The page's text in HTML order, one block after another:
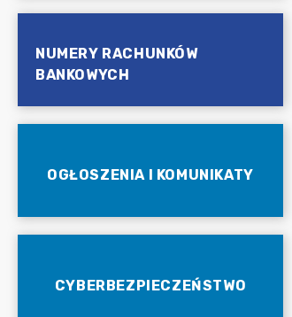
NUMERY RACHUNKÓW
BANKOWYCH
OGŁOSZENIA I KOMUNIKATY
CYBERBEZPIECZEŃSTWO